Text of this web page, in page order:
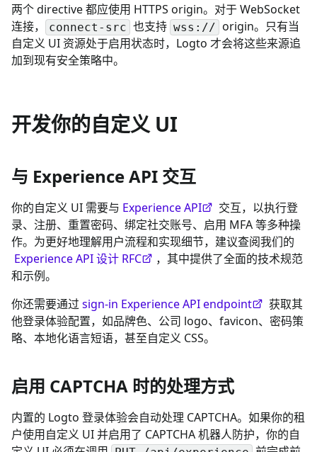
两个 directive 都应使用 HTTPS origin。对于 WebSocket
连接，
connect-src 也支持 wss:// origin。只有当
自定义 UI 资源处于启用状态时，Logto 才会将这些来源追
加到现有安全策略中。
开发你的自定义 UI
与 Experience API 交互
你的自定义 UI 需要与 Experience API
交互，以执行登
录、注册、重置密码、绑定社交账号、启用 MFA 等多种操
作。为更好地理解用户流程和实现细节，建议查阅我们的
Experience API 设计 RFC
，其中提供了全面的技术规范
和示例。
你还需要通过 sign-in Experience API endpoint
获取其
他登录体验配置，如品牌色、公司 logo、favicon、密码策
略、本地化语言短语，甚至自定义 CSS。
启用 CAPTCHA 时的处理方式
内置的 Logto 登录体验会自动处理 CAPTCHA。如果你的租
户使用自定义 UI 并启用了 CAPTCHA 机器人防护，你的自